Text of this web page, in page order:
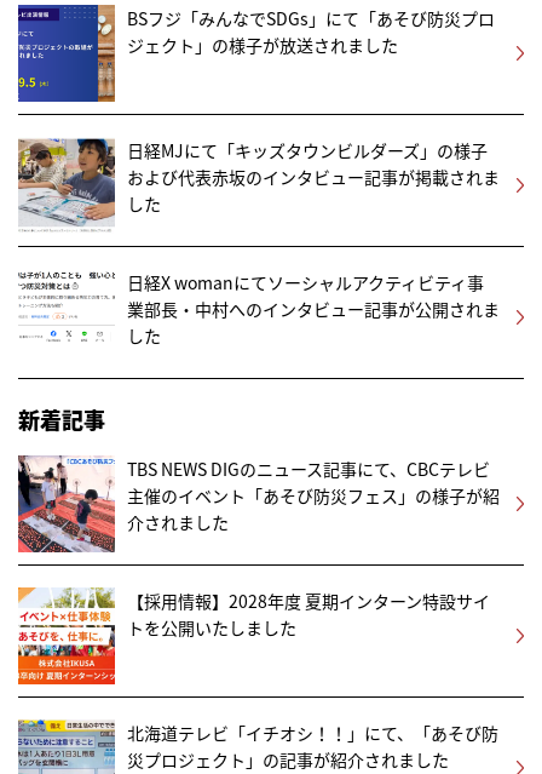
BSフジ「みんなでSDGs」にて「あそび防災プロ
ジェクト」の様子が放送されました
日経MJにて「キッズタウンビルダーズ」の様子
および代表赤坂のインタビュー記事が掲載されま
した
日経X womanにてソーシャルアクティビティ事
業部長・中村へのインタビュー記事が公開されま
した
新着記事
TBS NEWS DIGのニュース記事にて、CBCテレビ
主催のイベント「あそび防災フェス」の様子が紹
介されました
【採用情報】2028年度 夏期インターン特設サイ
トを公開いたしました
北海道テレビ「イチオシ！！」にて、「あそび防
災プロジェクト」の記事が紹介されました